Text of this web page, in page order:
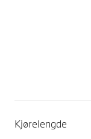
Kjørelengde